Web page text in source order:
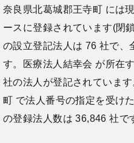
奈良県北葛城郡王寺町 には
ースに登録されています(閉
の設立登記法人は 76 社で、
す。医療法人結幸会 が所在
社の法人が登記されていま
町 で法人番号の指定を受け
の登録法人数は 36,846 社で